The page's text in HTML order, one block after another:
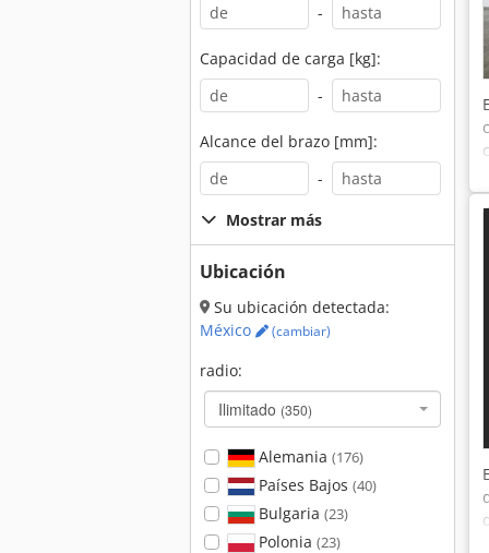
-
Capacidad de carga [kg]:
-
Alcance del brazo [mm]:
-
Mostrar más
Ubicación
Su ubicación detectada:
México
(cambiar)
radio:
Ilimitado (350)
Alemania (176)
Países Bajos (40)
Bulgaria (23)
Polonia (23)